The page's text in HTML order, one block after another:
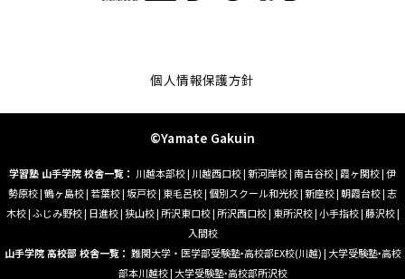
個人情報保護方針
©Yamate Gakuin
学習塾 山手学院 校舎一覧： 川越本部校| 川越西口校|新河岸校|南古谷校| 霞ヶ関校|伊
勢原校|鶴ヶ島校|若葉校|坂戸校| 東毛呂校|個別スクール和光校|新座校|朝霞台校|志
木校|ふじみ野校| 日進校|狭山校| 所沢東口校| 所沢西口校| 東所沢校|小手指校|藤沢校|
入間校
山手学院 高校部 校舎一覧： 難関大学・医学部受験塾‣高校部EX校(川越)| 大学受験塾‣高校
部本川越校| 大学受験塾‣高校部所沢校